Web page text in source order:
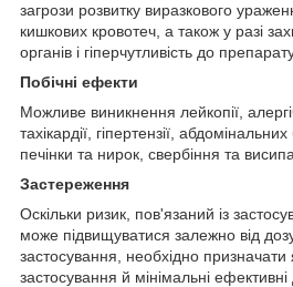
загрози розвитку виразкового
кишкових кровотеч, а також у разі
органів і гіперчутливість до
Побічні ефекти
Можливе виникнення лейкопії,
тахікардії, гіпертензії,
печінки та нирок, свербіння та
Застереження
Оскільки ризик, пов'язаний із
може підвищуватися залежно від
застосування, необхідно
застосування й мінімальні